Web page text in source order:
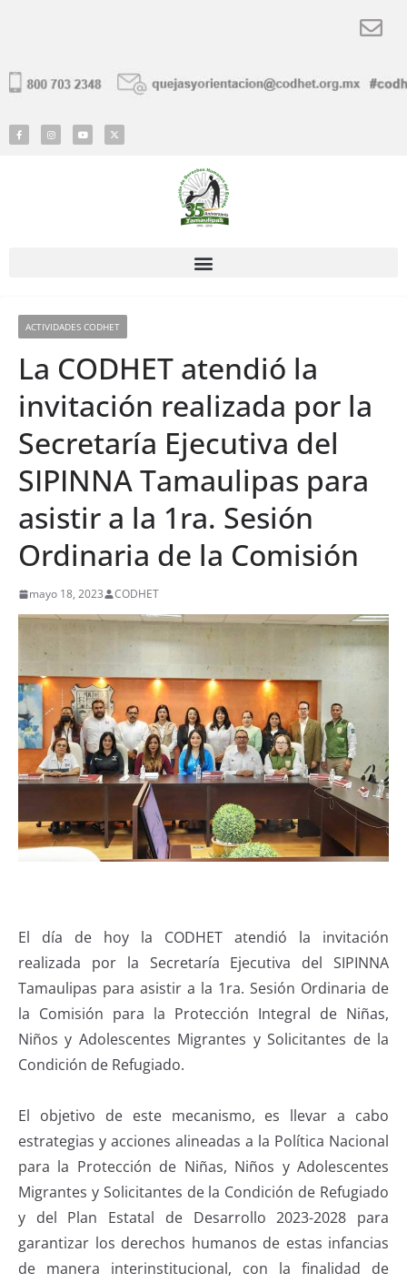
ACTIVIDADES CODHET
La CODHET atendió la
invitación realizada por la
Secretaría Ejecutiva del
SIPINNA Tamaulipas para
asistir a la 1ra. Sesión
Ordinaria de la Comisión
mayo 18, 2023 CODHET
El día de hoy la CODHET atendió la invitación
realizada por la Secretaría Ejecutiva del SIPINNA
Tamaulipas para asistir a la 1ra. Sesión Ordinaria de
la Comisión para la Protección Integral de Niñas,
Niños y Adolescentes Migrantes y Solicitantes de la
Condición de Refugiado.
El objetivo de este mecanismo, es llevar a cabo
estrategias y acciones alineadas a la Política Nacional
para la Protección de Niñas, Niños y Adolescentes
Migrantes y Solicitantes de la Condición de Refugiado
y del Plan Estatal de Desarrollo 2023-2028 para
garantizar los derechos humanos de estas infancias
de manera interinstitucional, con la finalidad de